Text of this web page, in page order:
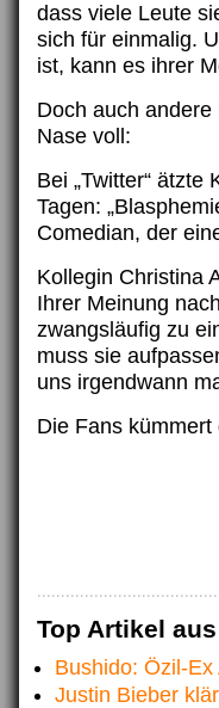
dass viele Leute
sich für einmalig.
ist, kann es ihrer
Doch auch
Nase voll:
Bei „Twitter“ ätzte
Tagen:
Comedian, der
Kollegin Christina
Ihrer Meinung
zwangsläufig zu
muss sie
uns irgendwann
Die Fans
Top Artikel aus
Bushido: Özil-
Justin Bieber